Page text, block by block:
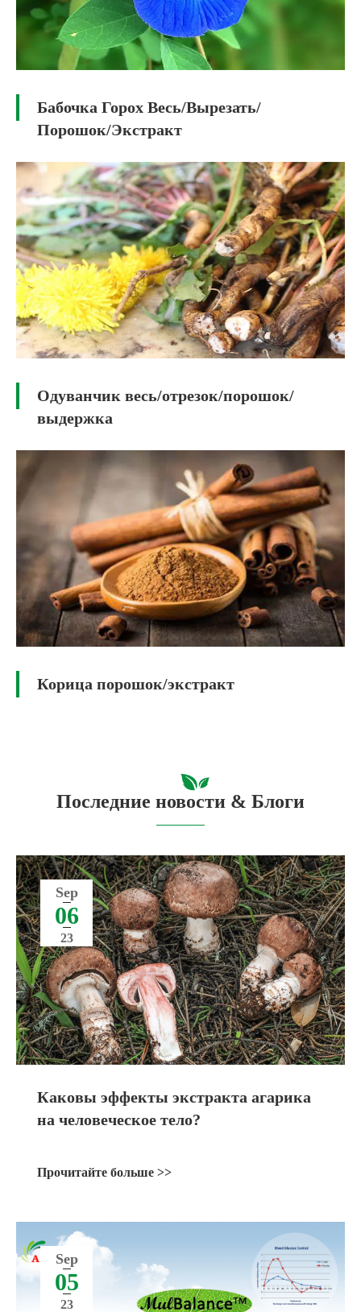
Бабочка Горох Весь/Вырезать/
Порошок/Экстракт
Одуванчик весь/отрезок/порошок/
выдержка
Корица порошок/экстракт
Последние новости & Блоги
Sep
06
23
Каковы эффекты экстракта агарика
на человеческое тело?
Прочитайте больше >>
Sep
05
23